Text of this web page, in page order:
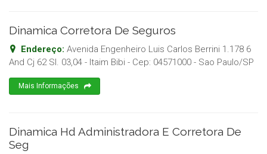
Dinamica Corretora De Seguros
Endereço: Avenida Engenheiro Luis Carlos Berrini 1.178 6
And Cj 62 Sl. 03,04 - Itaim Bibi - Cep: 04571000 - Sao Paulo/SP
Mais Informações
Dinamica Hd Administradora E Corretora De
Seg